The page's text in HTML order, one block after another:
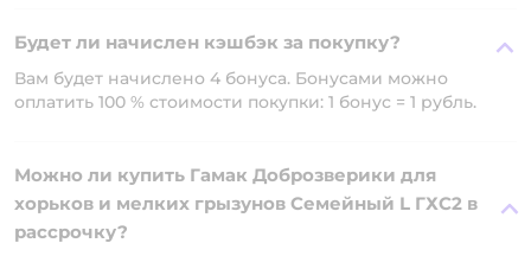
Будет ли начислен кэшбэк за покупку?
Вам будет начислено 4 бонуса. Бонусами можно
оплатить 100 % стоимости покупки: 1 бонус = 1 рубль.
Можно ли купить Гамак Доброзверики для
хорьков и мелких грызунов Семейный L ГХС2 в
рассрочку?